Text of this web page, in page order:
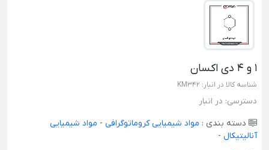
1 و 4 دی اکسان
شناسه کالا در انبار: KM342
دسترسی: در انبار
دسته بندی : مواد شیمیایی کروماتوگرافی - مواد شیمیایی
آنالیتیکال -